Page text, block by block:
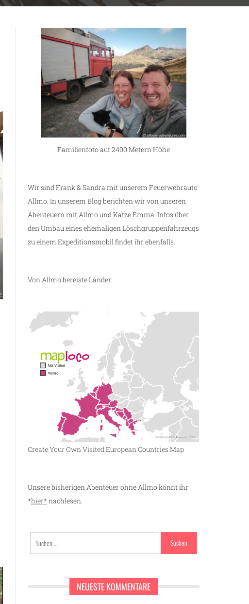
Familienfoto auf 2400 Metern Höhe
Wir sind Frank & Sandra mit unserem Feuerwehrauto
Allmo. In unserem Blog berichten wir von unseren
Abenteuern mit Allmo und Katze Emma. Infos über
den Umbau eines ehemaligen Löschgruppenfahrzeugs
zu einem Expeditionsmobil findet ihr ebenfalls.
Von Allmo bereiste Länder:
Create Your Own Visited European Countries Map
Unsere bisherigen Abenteuer ohne Allmo könnt ihr
*hier* nachlesen.
Suchen
nach:
NEUESTE KOMMENTARE